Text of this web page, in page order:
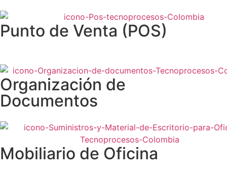
Punto de Venta (POS)
Organización de
Documentos
Mobiliario de Oficina